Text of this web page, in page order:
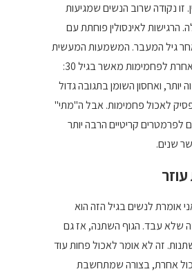
זו נקודה שרוב הנשים שמגיעות
הרגישות לאינסולין פוחתת עם
גיל המעבר. המשמעות המעשית
היא שהגוף מגיב אחרת לפחמימות מאשר בגיל 30:
יותר, ואחסון השומן בתגובה גדול
לאכול פחמימות. אבל ה"מתי"
לפרמטרים קריטיים הרבה יותר
שנים.
אומרת לנשים בגיל הזה הוא
שלא עבד. הגוף השתנה, אז גם
זה לא אומר לאכול פחות עוד
אחרת, בצורה שמתחשבת